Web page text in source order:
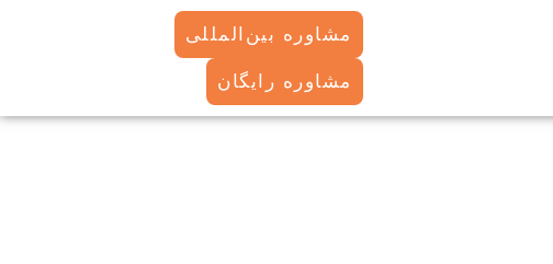
مشاوره بین‌المللی
مشاوره رایگان